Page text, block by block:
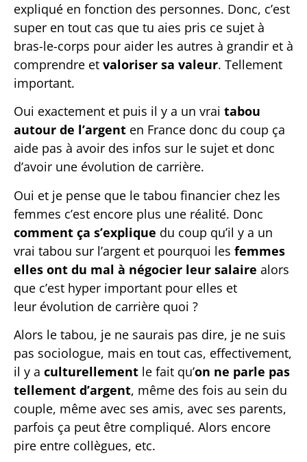
expliqué en fonction des personnes. Donc, c’est
super en tout cas que tu aies pris ce sujet à
bras-le-corps pour aider les autres à grandir et à
comprendre et valoriser sa valeur. Tellement
important.
Oui exactement et puis il y a un vrai tabou
autour de l’argent en France donc du coup ça
aide pas à avoir des infos sur le sujet et donc
d’avoir une évolution de carrière.
Oui et je pense que le tabou financier chez les
femmes c’est encore plus une réalité. Donc
comment ça s’explique du coup qu’il y a un
vrai tabou sur l’argent et pourquoi les femmes
elles ont du mal à négocier leur salaire alors
que c’est hyper important pour elles et
leur évolution de carrière quoi ?
Alors le tabou, je ne saurais pas dire, je ne suis
pas sociologue, mais en tout cas, effectivement,
il y a culturellement le fait qu’on ne parle pas
tellement d’argent, même des fois au sein du
couple, même avec ses amis, avec ses parents,
parfois ça peut être compliqué. Alors encore
pire entre collègues, etc.